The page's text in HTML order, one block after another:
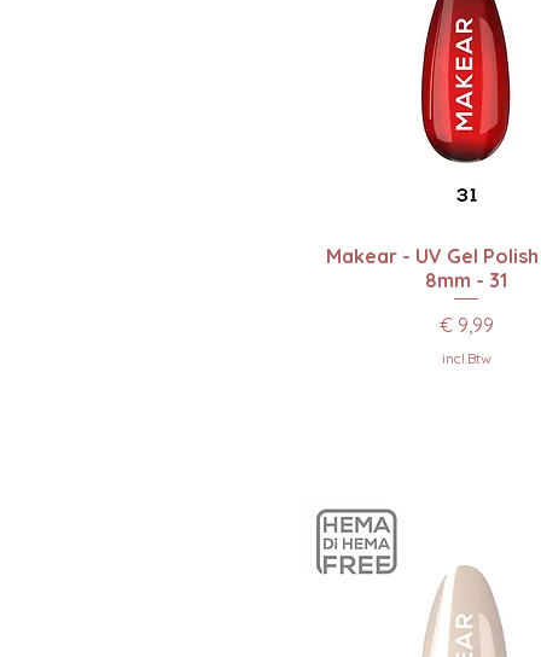
Snel overzicht
Makear - UV Gel
8mm - 31
Prijs
€ 9,99
incl.Btw